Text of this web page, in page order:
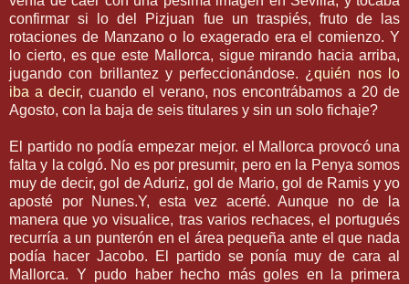
confirmar si lo del Pizjuan fue un traspiés, fruto de las
rotaciones de Manzano o lo exagerado era el comienzo. Y
lo cierto, es que este Mallorca, sigue mirando hacia arriba,
jugando con brillantez y perfeccionándose. ¿quién nos lo
iba a decir, cuando el verano, nosencontrábamos a 20 de
Agosto, con la baja de seis titulares y sin un solo fichaje?
El partido no podía empezar mejor. el Mallorca provocó una
falta y la colgó. No es por presumir, pero en la Penyasomos
muy de decir, gol deAduriz, gol de Mario, gol de Ramis y yo
aposté por
Nunes.Y, esta vez acerté. Aunque no de la
manera que yovisualice, tras varios rechaces, el portugués
recurría a un punterón en el áreapequeña ante el que nada
podía hacer Jacobo. El partido se ponía muy de cara al
Mallorca. Y pudo haber hecho más goles en la primera